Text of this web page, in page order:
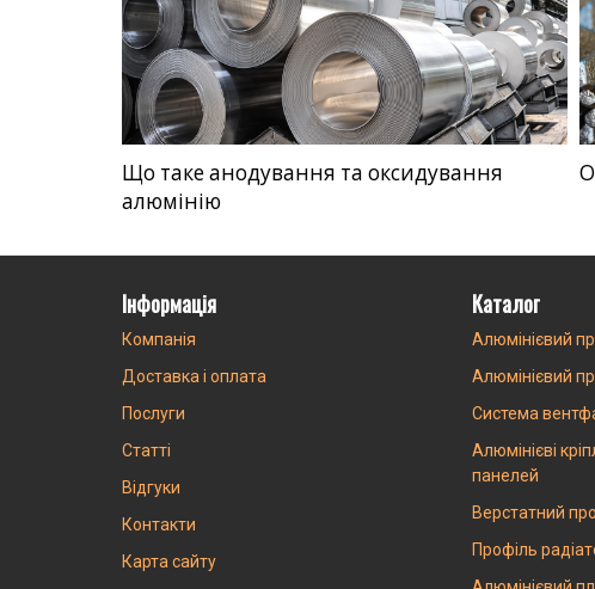
Що таке анодування та оксидування
алюмінію
Інформація
Компанія
Доставка і оплата
Послуги
Статті
Відгуки
Контакти
Карта сайту
Каталог
Алюмінієвий
Алюмінієвий
Система
Алюмінієві
панелей
Верстатний
Профіль